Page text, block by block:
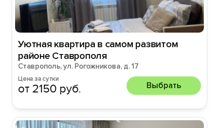
Уютная квартира в самом развитом
районе Ставрополя
Ставрополь, ул. Рогожникова, д. 17
Цена за сутки
от 2150 руб. Выбрать